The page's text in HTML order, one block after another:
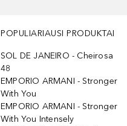
POPULIARIAUSI PRODUKTAI
SOL DE JANEIRO - Cheirosa
48
EMPORIO ARMANI - Stronger
With You
EMPORIO ARMANI - Stronger
With You Intensely